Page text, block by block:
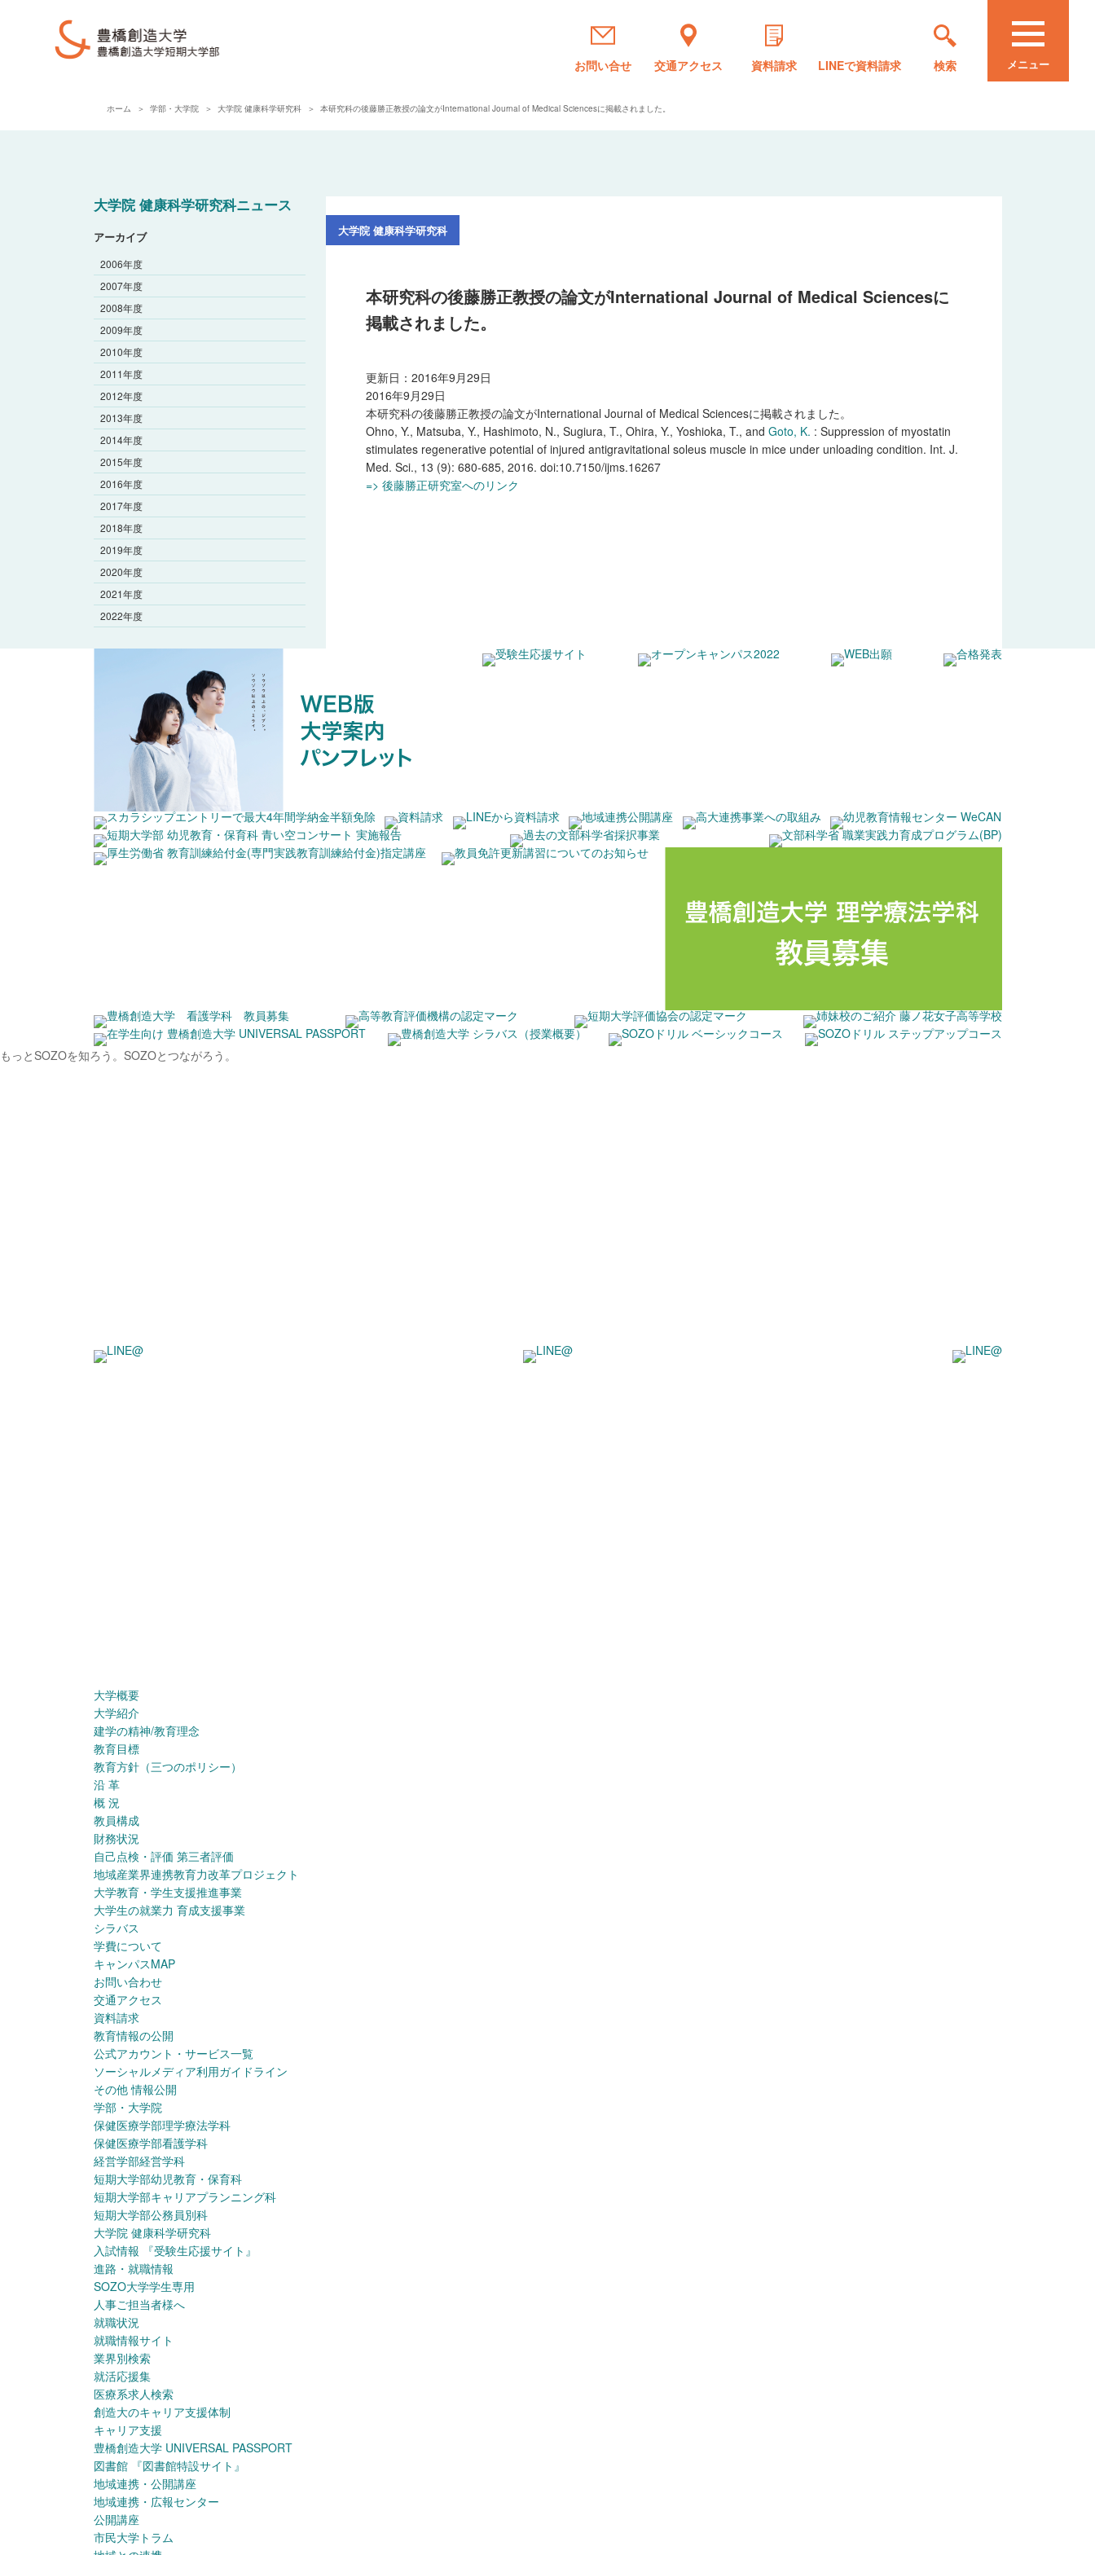
お問い合せ 交通アクセス 資料請求 LINEで資料請求 検索 メニュー
ホーム 学部・大学院 大学院 健康科学研究科 本研究科の後藤勝正教授の論文がInternational Journal of Medical Sciencesに掲載されました。
大学院 健康科学研究科ニュース
アーカイブ
2006年度
2007年度
2008年度
2009年度
2010年度
2011年度
2012年度
2013年度
2014年度
2015年度
2016年度
2017年度
2018年度
2019年度
2020年度
2021年度
2022年度
本研究科の後藤勝正教授の論文がInternational Journal of Medical Sciencesに
掲載されました。
更新日：2016年9月29日
2016年9月29日
本研究科の後藤勝正教授の論文がInternational Journal of Medical Sciencesに掲載されました。
Ohno, Y., Matsuba, Y., Hashimoto, N., Sugiura, T., Ohira, Y., Yoshioka, T., andGoto, K. : Suppression of myostatin
stimulates regenerative potential of injured antigravitational soleus muscle in mice under unloading condition. Int. J.
Med. Sci., 13 (9): 680-685, 2016. doi:10.7150/ijms.16267
=> 後藤勝正研究室へのリンク
もっとSOZOを知ろう。 SOZOとつながろう。
大学概要
大学紹介
建学の精神/教育理念
教育目標
教育方針（三つのポリシー）
沿 革
概 況
教員構成
財務状況
自己点検・評価 第三者評価
地域産業界連携教育力改革プロジェクト
大学教育・学生支援推進事業
大学生の就業力 育成支援事業
シラバス
学費について
キャンパスMAP
お問い合わせ
交通アクセス
資料請求
教育情報の公開
公式アカウント・サービス一覧
ソーシャルメディア利用ガイドライン
その他 情報公開
学部・大学院
保健医療学部理学療法学科
保健医療学部看護学科
経営学部経営学科
短期大学部幼児教育・保育科
短期大学部キャリアプランニング科
短期大学部公務員別科
大学院 健康科学研究科
入試情報
『受験生応援サイト』
進路・就職情報
SOZO大学学生専用
人事ご担当者様へ
就職状況
就職情報サイト
業界別検索
就活応援集
医療系求人検索
創造大のキャリア支援体制
キャリア支援
豊橋創造大学 UNIVERSAL PASSPORT
図書館 『図書館特設サイト』
地域連携・公開講座
地域連携・広報センター
公開講座
市民大学トラム